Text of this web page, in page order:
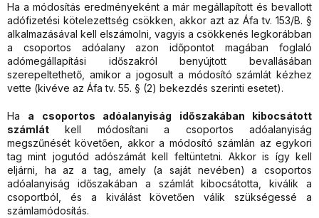
Ha a módosítás eredményeként a már megállapított és bevallott
adófizetési kötelezettség csökken, akkor azt az Áfa tv. 153/B. §
alkalmazásával kell elszámolni, vagyis a csökkenés legkorábban
a csoportos adóalany azon időpontot magában foglaló
adómegállapítási időszakról benyújtott bevallásában
szerepeltethető, amikor a jogosult a módosító számlát kézhez
vette (kivéve az Áfa tv. 55. § (2) bekezdés szerinti esetet).
Ha a csoportos adóalanyiság időszakában kibocsátott
számlát kell módosítani a csoportos adóalanyiság
megszűnését követően, akkor a módosító számlán az egykori
tag mint jogutód adószámát kell feltüntetni. Akkor is így kell
eljárni, ha az a tag, amely (a saját nevében) a csoportos
adóalanyiság időszakában a számlát kibocsátotta, kiválik a
csoportból, és a kiválást követően válik szükségessé a
számlamódosítás.